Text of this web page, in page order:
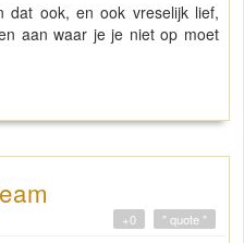
ook, en ook vreselijk lief,
aan waar je je niet op moet
" quote "
+0